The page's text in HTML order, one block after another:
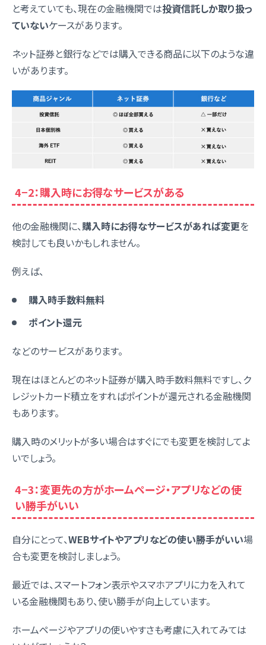
と考えていても、現在の金融機関では投資信託しか取り扱っ
ていないケースがあります。
ネット証券と銀行などでは購入できる商品に以下のような違
いがあります。
4−2：購入時にお得なサービスがある
他の金融機関に、購入時にお得なサービスがあれば変更を
検討しても良いかもしれません。
例えば、
購入時手数料無料
ポイント還元
などのサービスがあります。
現在はほとんどのネット証券が購入時手数料無料ですし、ク
レジットカード積立をすればポイントが還元される金融機関
もあります。
購入時のメリットが多い場合はすぐにでも変更を検討してよ
いでしょう。
4−3：変更先の方がホームページ・アプリなどの使
い勝手がいい
自分にとって、WEBサイトやアプリなどの使い勝手がいい場
合も変更を検討しましょう。
最近では、スマートフォン表示やスマホアプリに力を入れて
いる金融機関もあり、使い勝手が向上しています。
ホームページやアプリの使いやすさも考慮に入れてみては